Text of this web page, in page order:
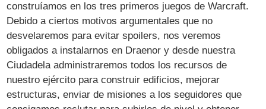
construíamos en los tres primeros juegos de Warcraft.
Debido a ciertos motivos argumentales que no
desvelaremos para evitar spoilers, nos veremos
obligados a instalarnos en Draenor y desde nuestra
Ciudadela administraremos todos los recursos de
nuestro ejército para construir edificios, mejorar
estructuras, enviar de misiones a los seguidores que